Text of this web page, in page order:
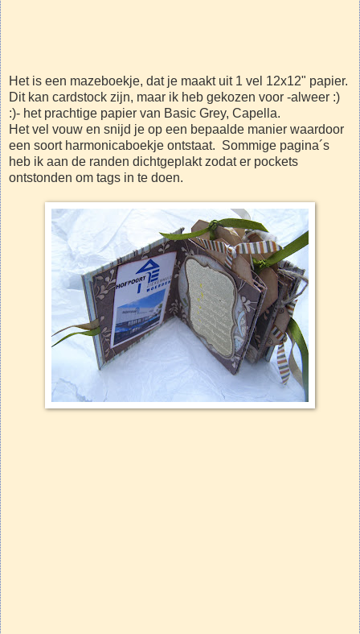
Het is een mazeboekje, dat je maakt uit 1 vel 12x12" papier.
Dit kan cardstock zijn, maar ik heb gekozen voor -alweer :)
:)- het prachtige papier van Basic Grey, Capella.
Het vel vouw en snijd je op een bepaalde manier waardoor
een soort harmonicaboekje ontstaat. Sommige pagina´s
heb ik aan de randen dichtgeplakt zodat er pockets
ontstonden om tags in te doen.